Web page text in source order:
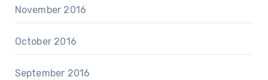
November 2016
October 2016
September 2016